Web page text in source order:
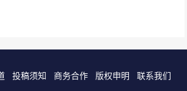
投稿须知 商务合作 版权申明 联系我们